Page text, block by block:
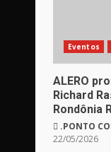
Eventos
ALERO
Richard
Rondônia
.PONTO
22/05/2026